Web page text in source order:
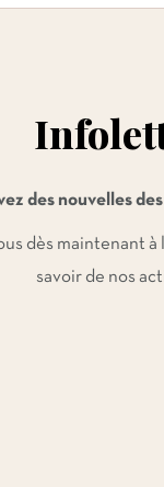
des nouvelles
dès maintenant
savoir de nos